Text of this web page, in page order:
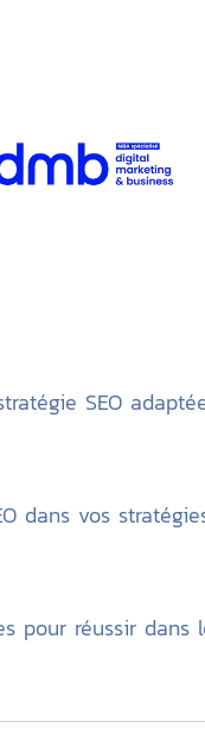
SEO
dans vos
pour réussir dans